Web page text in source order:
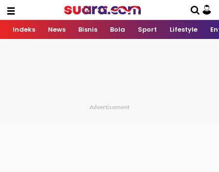
Indeks News Bisnis Bola Sport Lifestyle